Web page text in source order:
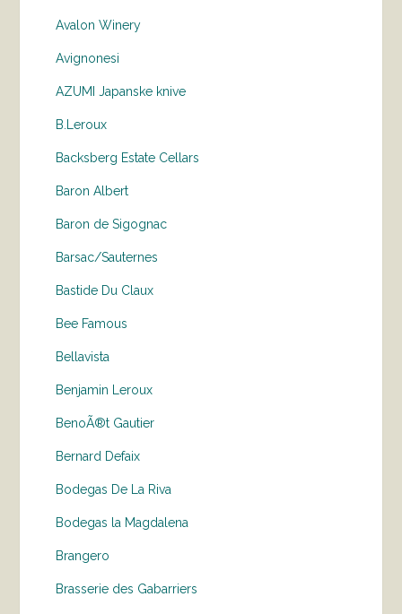
Avalon Winery
Avignonesi
AZUMI Japanske knive
B.Leroux
Backsberg Estate Cellars
Baron Albert
Baron de Sigognac
Barsac/Sauternes
Bastide Du Claux
Bee Famous
Bellavista
Benjamin Leroux
BenoÃ®t Gautier
Bernard Defaix
Bodegas De La Riva
Bodegas la Magdalena
Brangero
Brasserie des Gabarriers